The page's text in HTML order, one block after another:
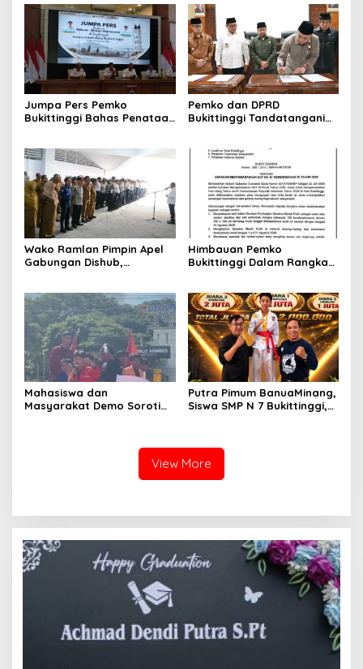
Jumpa Pers Pemko
Bukittinggi Bahas Penataan
Pemko dan DPRD
Bukittinggi Tandatangani
2026
Wako Ramlan Pimpin Apel
Gabungan Dishub,
Pelajar
Himbauan Pemko
Bukittinggi Dalam Rangka
Republik Indonesia
Mahasiswa dan
Masyarakat Demo Soroti
Kecewa Wali Kota dan
Putra Pimum BanuaMinang,
Siswa SMP N 7 Bukittinggi,
Berat 40 Kg dalam
Kejuaraan Karate Jam
Gadang Inkanas Bukittinggi
View More